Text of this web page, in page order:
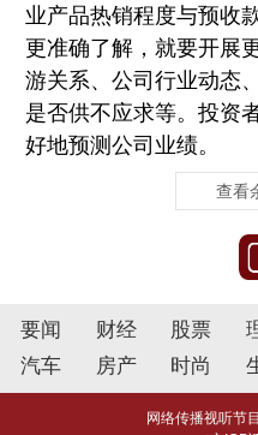
业产品热销程度与预收
更准确了解，就要开展
游关系、公司行业动态
是否供不应求等。投资
好地预测公司业绩。
查看
要闻 财经 股票
汽车
房产 时尚
网络传播视听节